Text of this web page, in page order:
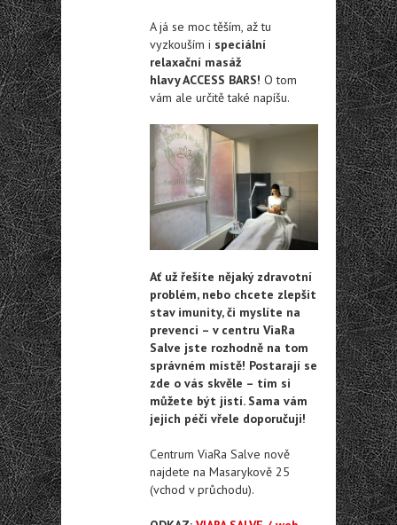
A já se moc těším, až tu
vyzkouším i speciální
relaxační masáž
hlavy ACCESS BARS! O tom
vám ale určitě také napíšu.
Ať už řešíte nějaký zdravotní
problém, nebo chcete zlepšit
stav imunity, či myslíte na
prevenci – v centru ViaRa
Salve jste rozhodně na tom
správném místě! Postarají se
zde o vás skvěle – tím si
můžete být jistí. Sama vám
jejich péči vřele doporučuji!
Centrum ViaRa Salve nově
najdete na Masarykově 25
(vchod v průchodu).